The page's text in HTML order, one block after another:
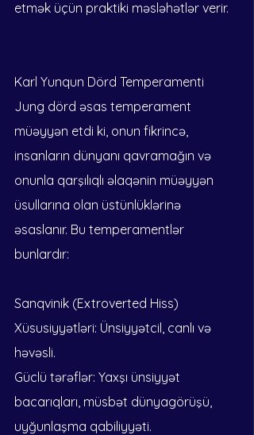
etmək üçün praktiki məsləhətlər verir.
Karl Yunqun Dörd Temperamenti
Jung dörd əsas temperament
müəyyən etdi ki, onun fikrincə,
insanların dünyanı qavramağın və
onunla qarşılıqlı əlaqənin müəyyən
üsullarına olan üstünlüklərinə
əsaslanır. Bu temperamentlər
bunlardır:
Sanqvinik (Extroverted Hiss)
Xüsusiyyətləri: Ünsiyyətcil, canlı və
həvəsli.
Güclü tərəflər: Yaxşı ünsiyyət
bacarıqları, müsbət dünyagörüşü,
uyğunlaşma qabiliyyəti.